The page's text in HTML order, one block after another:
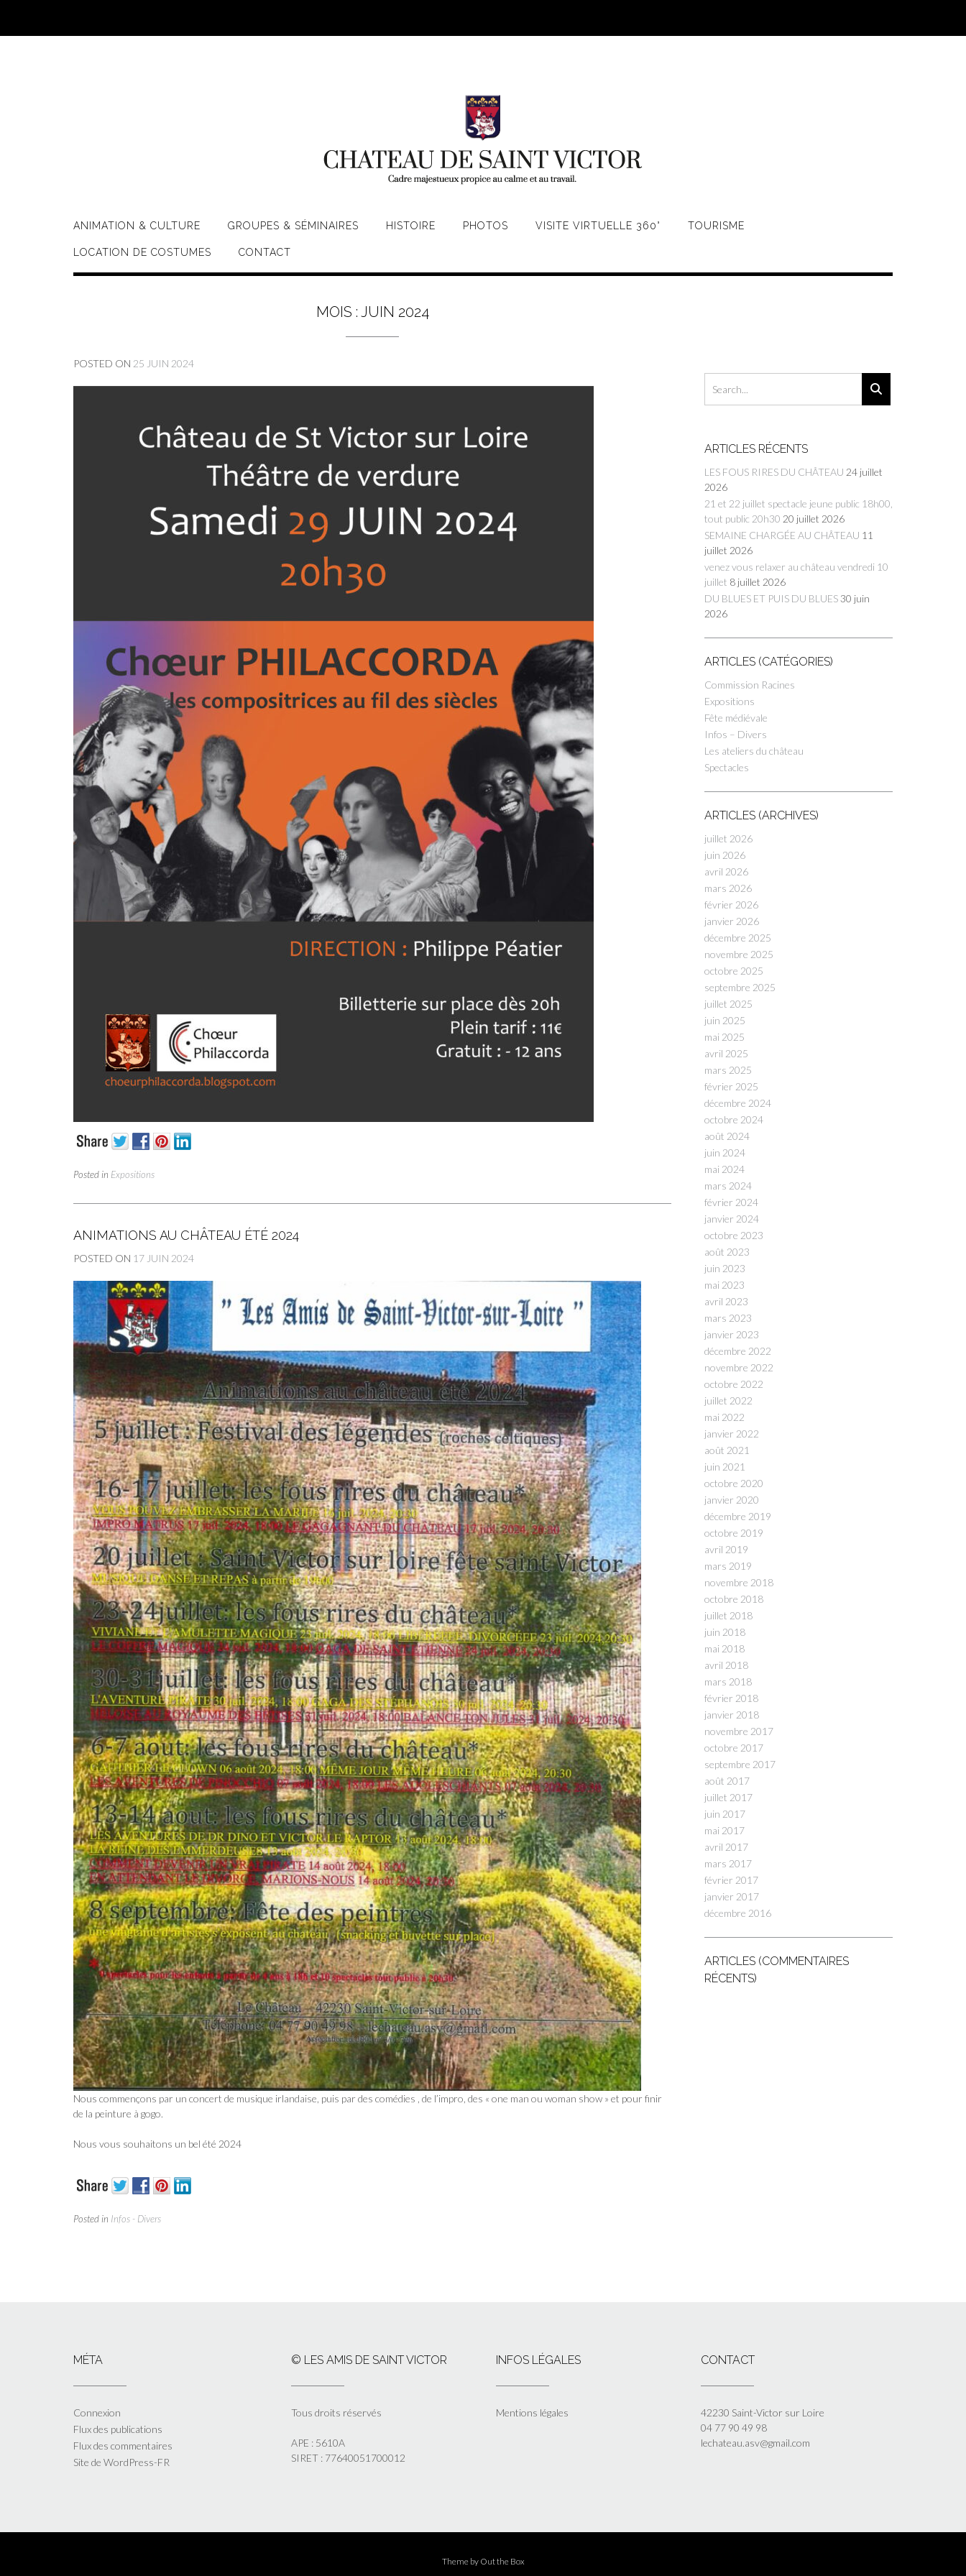
content
ANIMATION & CULTURE GROUPES & SÉMINAIRES HISTOIRE PHOTOS VISITE VIRTUELLE 360° TOURISME
LOCATION DE COSTUMES CONTACT
MOIS : JUIN 2024
POSTED ON 25 JUIN 2024
Posted in Expositions
ANIMATIONS AU CHÂTEAU ÉTÉ 2024
POSTED ON 17 JUIN 2024
Nous commençons par un concert de musique irlandaise, puis par des comédies , de l’impro, des « one man ou woman show » et pour finir
de la peinture à gogo.
Nous vous souhaitons un bel été 2024
Posted in Infos - Divers
ARTICLES RÉCENTS
LES FOUS RIRES DU CHÂTEAU 24 juillet
2026
21 et 22 juillet spectacle jeune public 18h00,
tout public 20h30 20 juillet 2026
SEMAINE CHARGÉE AU CHÂTEAU 11
juillet 2026
venez vous relaxer au château vendredi 10
juillet 8 juillet 2026
DU BLUES ET PUIS DU BLUES30 juin
2026
ARTICLES (CATÉGORIES)
Commission Racines
Expositions
Fête médiévale
Infos – Divers
Les ateliers du château
Spectacles
ARTICLES (ARCHIVES)
juillet 2026
juin 2026
avril 2026
mars 2026
février 2026
janvier 2026
décembre 2025
novembre 2025
octobre 2025
septembre 2025
juillet 2025
juin 2025
mai 2025
avril 2025
mars 2025
février 2025
décembre 2024
octobre 2024
août 2024
juin 2024
mai 2024
mars 2024
février 2024
janvier 2024
octobre 2023
août 2023
juin 2023
mai 2023
avril 2023
mars 2023
janvier 2023
décembre 2022
novembre 2022
octobre 2022
juillet 2022
mai 2022
janvier 2022
août 2021
juin 2021
octobre 2020
janvier 2020
décembre 2019
octobre 2019
avril 2019
mars 2019
novembre 2018
octobre 2018
juillet 2018
juin 2018
mai 2018
avril 2018
mars 2018
février 2018
janvier 2018
novembre 2017
octobre 2017
septembre 2017
août 2017
juillet 2017
juin 2017
mai 2017
avril 2017
mars 2017
février 2017
janvier 2017
décembre 2016
ARTICLES (COMMENTAIRES
RÉCENTS)
MÉTA
Connexion
Flux des publications
Flux des commentaires
Site de WordPress-FR
© LES AMIS DE SAINT VICTOR
Tous droits réservés
APE : 5610A
SIRET : 77640051700012
INFOS LÉGALES
Mentions légales
CONTACT
42230 Saint-Victor sur Loire
04 77 90 49 98
lechateau.asv@gmail.com
Theme by Out the Box